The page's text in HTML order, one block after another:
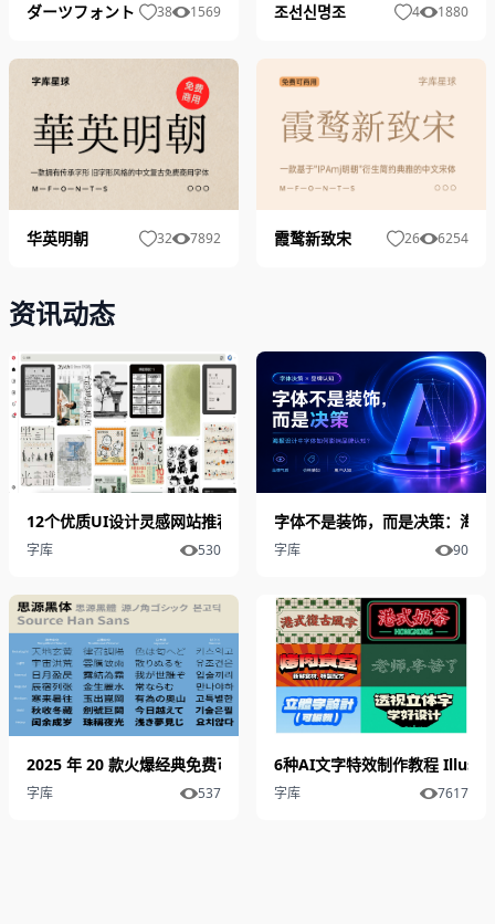
ダーツフォント 38 1569 조선신명조 4 1880
华英明朝 32 7892 霞鹜新致宋 26 6254
资讯动态
12个优质UI设计灵感网站推荐
字库 530
字体不是装饰，而是决策：海
字库 90
2025 年 20 款火爆经典免费可商用中文字体（一）
字库 537
6种AI文字特效制作教程
字库 7617